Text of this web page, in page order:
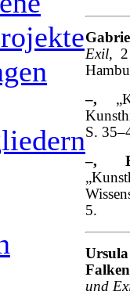
Exil, 2
–,
S.
–,
5.
und